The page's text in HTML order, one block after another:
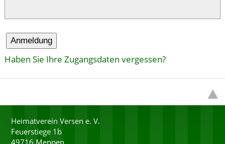
Anmeldung
Haben Sie Ihre Zugangsdaten vergessen?
Heimatverein Versen e. V.
Feuerstiege 1b